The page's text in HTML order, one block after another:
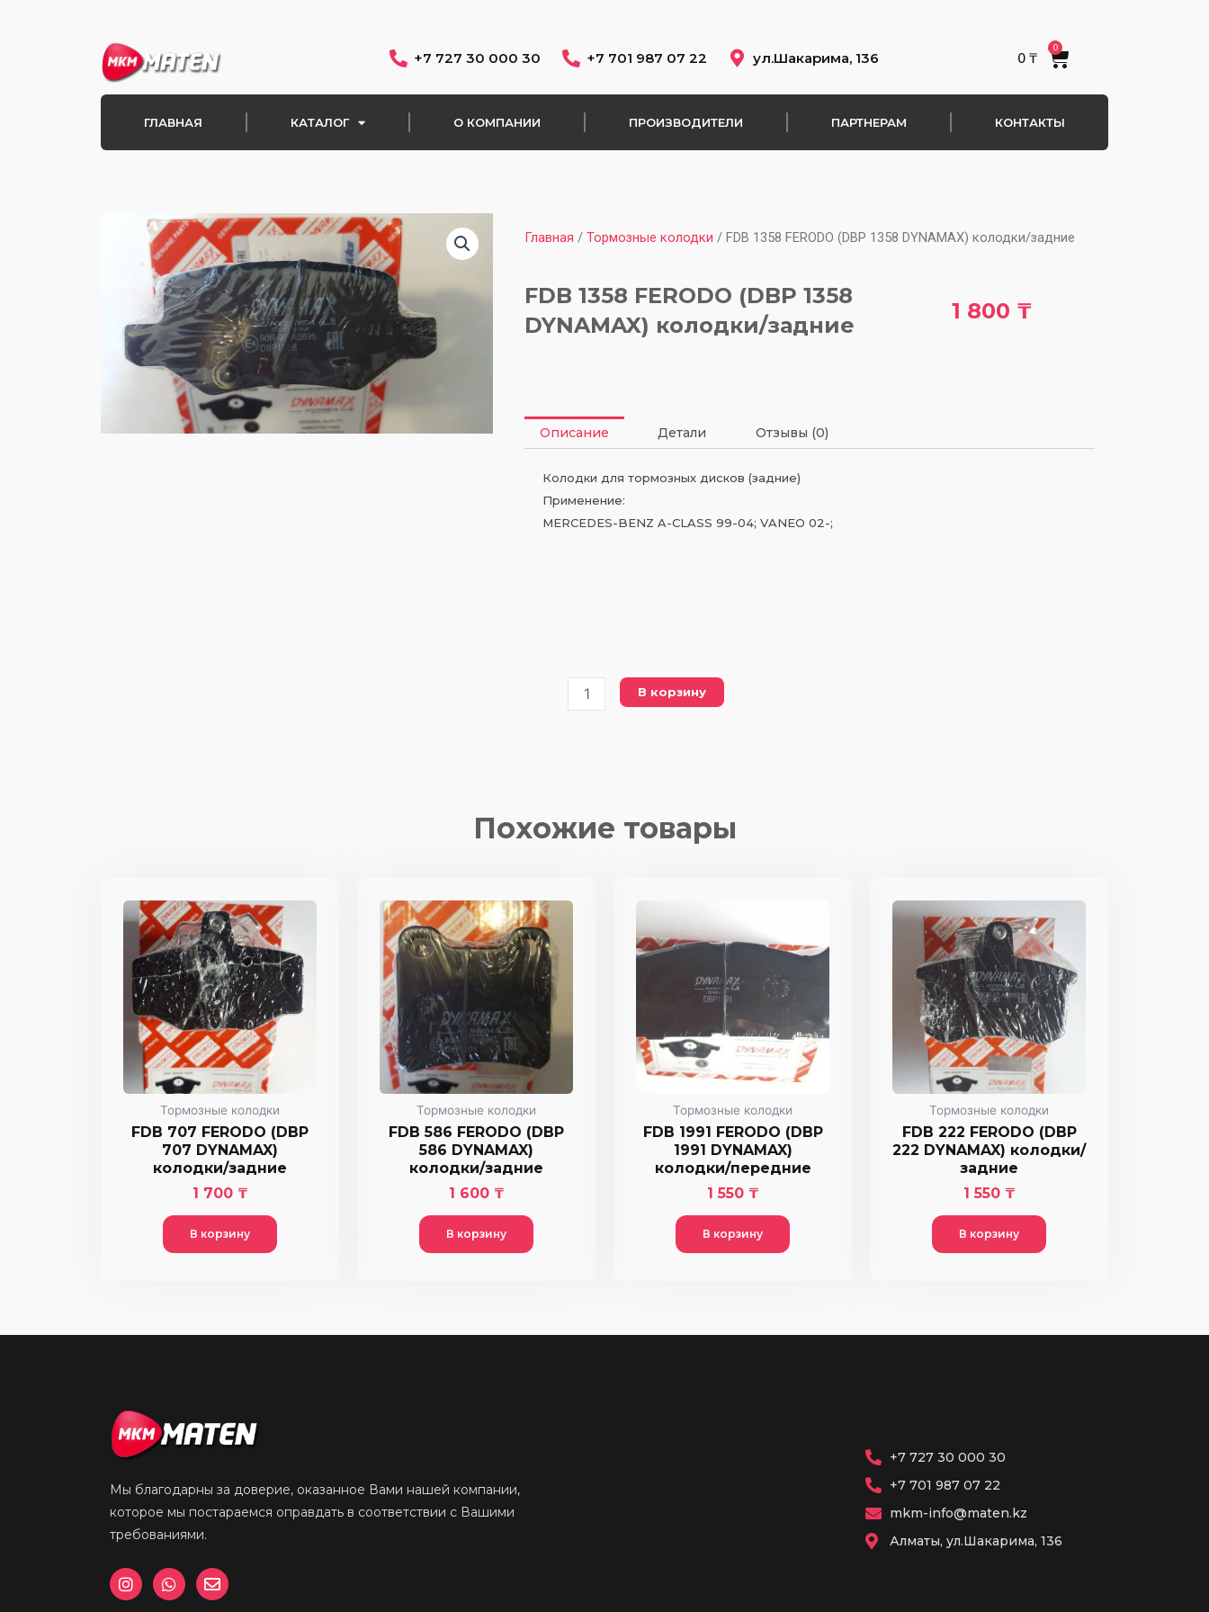
+7 727 30 000 30 +7 701 987 07 22 ул.Шакарима, 136 0 ₸
0 Cart
ГЛАВНАЯ КАТАЛОГ О КОМПАНИИ ПРОИЗВОДИТЕЛИ ПАРТНЕРАМ КОНТАКТЫ
Главная / Тормозные колодки / FDB 1358 FERODO (DBP 1358 DYNAMAX) колодки/задние
FDB 1358 FERODO (DBP 1358
DYNAMAX) колодки/задние
1 800 ₸
Описание Детали Отзывы (0)
Колодки для тормозных дисков (задние)
Применение:
MERCEDES-BENZ A-CLASS 99-04; VANEO 02-;
Количество
товара
1358
В корзину
Похожие товары
Тормозные колодки
FDB 707 FERODO (DBP
707 DYNAMAX)
колодки/задние
1 700 ₸
В корзину
Тормозные колодки
FDB 586 FERODO (DBP
586 DYNAMAX)
колодки/задние
1 600 ₸
В корзину
Тормозные колодки
FDB 1991 FERODO (DBP
1991 DYNAMAX)
колодки/передние
1 550 ₸
В корзину
Тормозные колодки
FDB 222 FERODO (DBP
222 DYNAMAX) колодки/
задние
1 550 ₸
В корзину
Мы благодарны за доверие, оказанное Вами нашей компании,
которое мы постараемся оправдать в соответствии с Вашими
требованиями.
I
n
W
h
E
n
+7 727 30 000 30
+7 701 987 07 22
mkm-info@maten.kz
Алматы, ул.Шакарима, 136